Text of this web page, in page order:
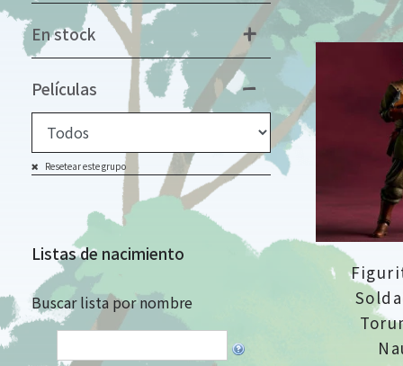
En stock
Películas
Resetear este grupo
Listas de nacimiento
Buscar lista por nombre